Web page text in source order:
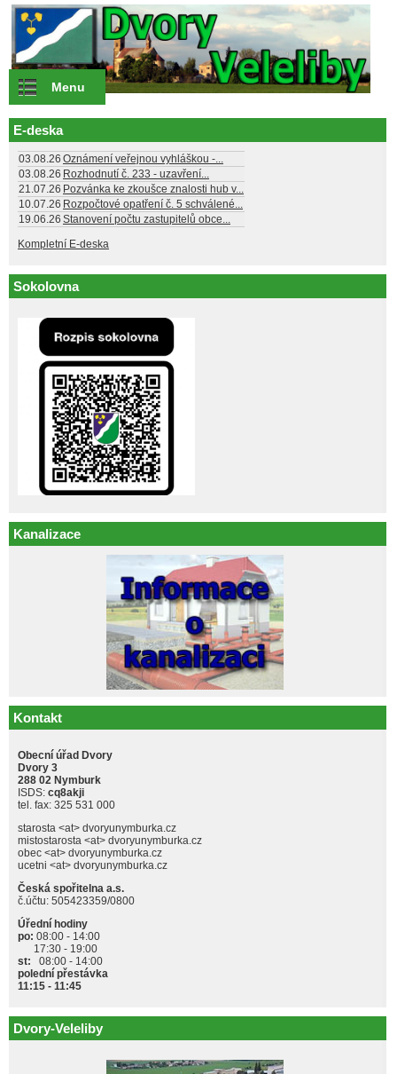
Přejít k hlavnímu obsahu
Menu
E-deska
03.08.26 Oznámení veřejnou vyhláškou -...
03.08.26 Rozhodnutí č. 233 - uzavření...
21.07.26 Pozvánka ke zkoušce znalosti hub v...
10.07.26 Rozpočtové opatření č. 5 schválené...
19.06.26 Stanovení počtu zastupitelů obce...
Kompletní E-deska
Sokolovna
Kanalizace
Kontakt
Obecní úřad Dvory
Dvory 3
288 02 Nymburk
ISDS: cq8akji
tel. fax: 325 531 000
starosta <at> dvoryunymburka.cz
mistostarosta <at> dvoryunymburka.cz
obec <at> dvoryunymburka.cz
ucetni <at> dvoryunymburka.cz
Česká spořitelna a.s.
č.účtu: 505423359/0800
Úřední hodiny
po: 08:00 - 14:00
17:30 - 19:00
st: 08:00 - 14:00
polední přestávka
11:15 - 11:45
Dvory-Veleliby